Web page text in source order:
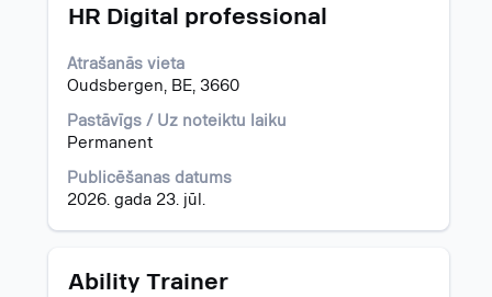
Amats
HR Digital professional
Atrašanās vieta
Oudsbergen, BE, 3660
Pastāvīgs / Uz noteiktu laiku
Permanent
Publicēšanas datums
2026. gada 23. jūl.
Atlasiet,
nospiežot
atstarpes
taustiņu,
skatītu
visu
par
darba
piedāvājumu.
Amats
Ability Trainer
Atlasiet,